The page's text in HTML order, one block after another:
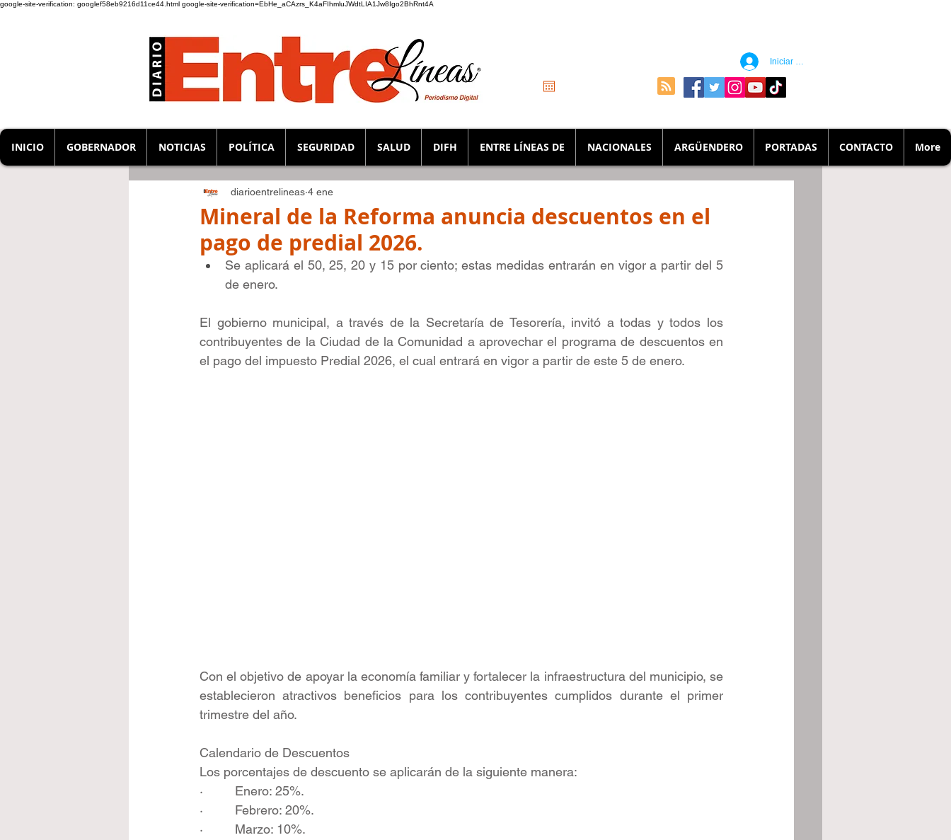
google-site-verification: googlef58eb9216d11ce44.html google-site-verification=EbHe_aCAzrs_K4aFIhmluJWdtLIA1Jw8Igo2BhRnt4A
Iniciar sesión
INICIO GOBERNADOR NOTICIAS POLÍTICA SEGURIDAD SALUD DIFH ENTRE LÍNEAS DE NACIONALES ARGÜENDERO PORTADAS CONTACTO More
Mineral de la Reforma anuncia descuentos en el
pago de predial 2026.
diarioentrelineas 4 ene
Se aplicará el 50, 25, 20 y 15 por ciento; estas medidas entrarán en vigor a partir del 5
de enero.
El gobierno municipal, a través de la Secretaría de Tesorería, invitó a todas y todos los
contribuyentes de la Ciudad de la Comunidad a aprovechar el programa de descuentos en
el pago del impuesto Predial 2026, el cual entrará en vigor a partir de este 5 de enero.
Con el objetivo de apoyar la economía familiar y fortalecer la infraestructura del municipio, se
establecieron atractivos beneficios para los contribuyentes cumplidos durante el primer
trimestre del año.
Calendario de Descuentos
Los porcentajes de descuento se aplicarán de la siguiente manera:
·         Enero: 25%.
·         Febrero: 20%.
·         Marzo: 10%.